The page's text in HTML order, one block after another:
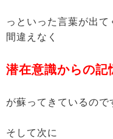
っといった言葉が出て
間違えなく
潜在意識からの記
が蘇ってきているので
そして次に